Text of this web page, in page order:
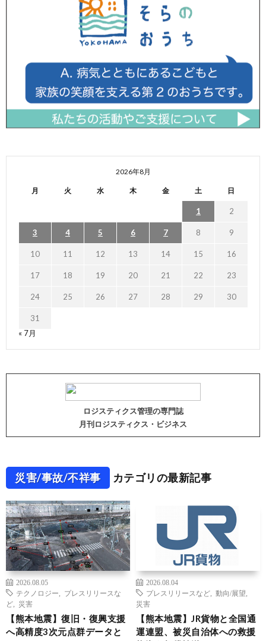
2026年8月
月 火 水 木 金 土 日
1 2
3 4 5 6 7 8 9
10 11 12 13 14 15 16
17 18 19 20 21 22 23
24 25 26 27 28 29 30
31
« 7月
ロジスティクス管理の専門誌
月刊ロジスティクス・ビジネス
災害/事故/不祥事 カテゴリの最新記事
2026.08.05
テクノロジー
プレスリリースな
ど
災害
【熊本地震】復旧・復興支援
へ高精度3次元点群データと
2026.08.04
プレスリリースなど
動向/展望
災害
【熊本地震】JR貨物と全国通
運連盟、被災自治体への救援